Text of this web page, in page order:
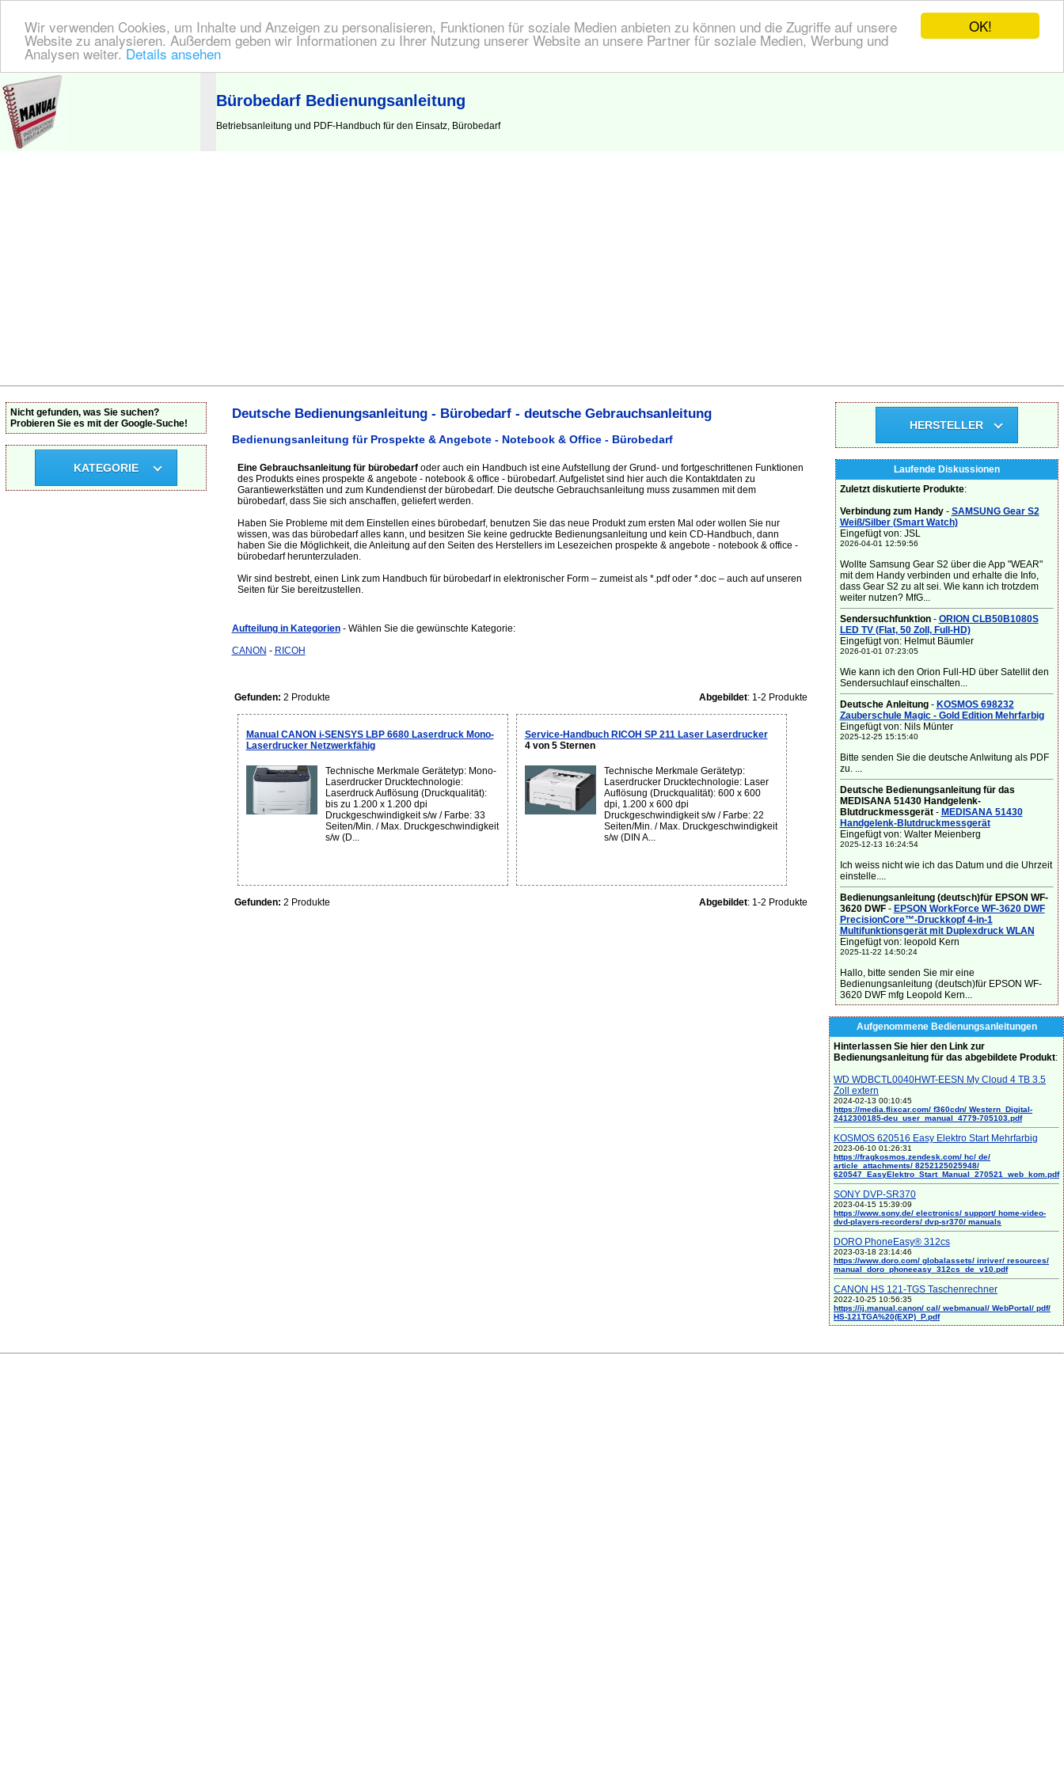
OK!
Wir verwenden Cookies, um Inhalte und Anzeigen zu personalisieren, Funktionen für soziale Medien anbieten zu können und die Zugriffe auf unsere
Website zu analysieren. Außerdem geben wir Informationen zu Ihrer Nutzung unserer Website an unsere Partner für soziale Medien, Werbung und
Analysen weiter. Details ansehen
BEDIENUNGSANLEITUNG | Hier finden Sie die deutsche Anleitung!
Bürobedarf Bedienungsanleitung
Betriebsanleitung und PDF-Handbuch für den Einsatz, Bürobedarf
Deutsche Bedienungsanleitung - Bürobedarf - deutsche Gebrauchsanleitung
Bedienungsanleitung für Prospekte & Angebote - Notebook & Office - Bürobedarf
Eine Gebrauchsanleitung für bürobedarfoder auch ein Handbuch ist eine Aufstellung der Grund- und fortgeschrittenen Funktionen
des Produkts eines prospekte & angebote - notebook & office - bürobedarf. Aufgelistet sind hier auch die Kontaktdaten zu
Garantiewerkstätten und zum Kundendienst der bürobedarf. Die deutsche Gebrauchsanleitung muss zusammen mit dem
bürobedarf, dass Sie sich anschaffen, geliefert werden.
Haben Sie Probleme mit dem Einstellen eines bürobedarf, benutzen Sie das neue Produkt zum ersten Mal oder wollen Sie nur
wissen, was das bürobedarf alles kann, und besitzen Sie keine gedruckte Bedienungsanleitung und kein CD-Handbuch, dann
haben Sie die Möglichkeit, die Anleitung auf den Seiten des Herstellers im Lesezeichen prospekte & angebote - notebook & office -
bürobedarf herunterzuladen.
Wir sind bestrebt, einen Link zum Handbuch für bürobedarf in elektronischer Form – zumeist als *.pdf oder *.doc – auch auf unseren
Seiten für Sie bereitzustellen.
Aufteilung in Kategorien - Wählen Sie die gewünschte Kategorie:
CANON - RICOH
Gefunden: 2 Produkte Abgebildet: 1-2 Produkte
Manual CANON i-SENSYS LBP 6680 Laserdruck Mono-
Laserdrucker Netzwerkfähig
Technische Merkmale Gerätetyp: Mono-
Laserdrucker Drucktechnologie:
Laserdruck Auflösung (Druckqualität):
bis zu 1.200 x 1.200 dpi
Druckgeschwindigkeit s/w / Farbe: 33
Seiten/Min. / Max. Druckgeschwindigkeit
s/w (D...
Service-Handbuch RICOH SP 211 Laser Laserdrucker
4 von 5 Sternen
Technische Merkmale Gerätetyp:
Laserdrucker Drucktechnologie: Laser
Auflösung (Druckqualität): 600 x 600
dpi, 1.200 x 600 dpi
Druckgeschwindigkeit s/w / Farbe: 22
Seiten/Min. / Max. Druckgeschwindigkeit
s/w (DIN A...
Gefunden: 2 Produkte Abgebildet: 1-2 Produkte
Nicht gefunden, was Sie suchen?
Probieren Sie es mit der Google-Suche!
KATEGORIE
HERSTELLER
Laufende Diskussionen
Zuletzt diskutierte Produkte:
Verbindung zum Handy- SAMSUNG Gear S2
Weiß/Silber (Smart Watch)
Eingefügt von: JSL
2026-04-01 12:59:56
Wollte Samsung Gear S2 über die App "WEAR"
mit dem Handy verbinden und erhalte die Info,
dass Gear S2 zu alt sei. Wie kann ich trotzdem
weiter nutzen? MfG...
Sendersuchfunktion- ORION CLB50B1080S
LED TV (Flat, 50 Zoll, Full-HD)
Eingefügt von: Helmut Bäumler
2026-01-01 07:23:05
Wie kann ich den Orion Full-HD über Satellit den
Sendersuchlauf einschalten...
Deutsche Anleitung- KOSMOS 698232
Zauberschule Magic - Gold Edition Mehrfarbig
Eingefügt von: Nils Münter
2025-12-25 15:15:40
Bitte senden Sie die deutsche Anlwitung als PDF
zu. ...
Deutsche Bedienungsanleitung für das
MEDISANA 51430 Handgelenk-
Blutdruckmessgerät- MEDISANA 51430
Handgelenk-Blutdruckmessgerät
Eingefügt von: Walter Meienberg
2025-12-13 16:24:54
Ich weiss nicht wie ich das Datum und die Uhrzeit
einstelle....
Bedienungsanleitung (deutsch)für EPSON WF-
3620 DWF- EPSON WorkForce WF-3620 DWF
PrecisionCore™-Druckkopf 4-in-1
Multifunktionsgerät mit Duplexdruck WLAN
Eingefügt von: leopold Kern
2025-11-22 14:50:24
Hallo, bitte senden Sie mir eine
Bedienungsanleitung (deutsch)für EPSON WF-
3620 DWF mfg Leopold Kern...
Aufgenommene Bedienungsanleitungen
Hinterlassen Sie hier den Link zur
Bedienungsanleitung für das abgebildete Produkt:
WD WDBCTL0040HWT-EESN My Cloud 4 TB 3.5
Zoll extern
2024-02-13 00:10:45
https://media.flixcar.com/ f360cdn/ Western_Digital-
2412300185-deu_user_manual_4779-705103.pdf
KOSMOS 620516 Easy Elektro Start Mehrfarbig
2023-06-10 01:26:31
https://fragkosmos.zendesk.com/ hc/ de/
article_attachments/ 8252125025948/
620547_EasyElektro_Start_Manual_270521_web_kom.pdf
SONY DVP-SR370
2023-04-15 15:39:09
https://www.sony.de/ electronics/ support/ home-video-
dvd-players-recorders/ dvp-sr370/ manuals
DORO PhoneEasy® 312cs
2023-03-18 23:14:46
https://www.doro.com/ globalassets/ inriver/ resources/
manual_doro_phoneeasy_312cs_de_v10.pdf
CANON HS 121-TGS Taschenrechner
2022-10-25 10:56:35
https://ij.manual.canon/ cal/ webmanual/ WebPortal/ pdf/
HS-121TGA%20(EXP)_P.pdf